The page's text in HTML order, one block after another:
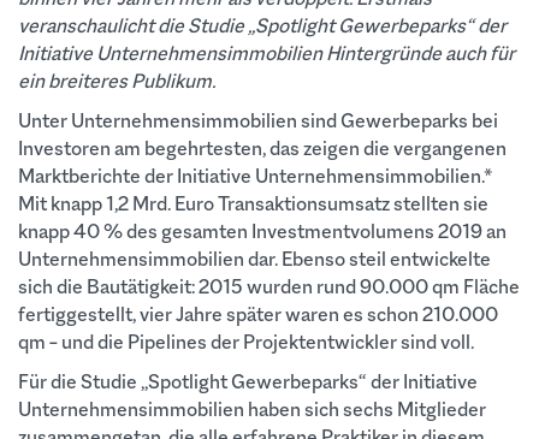
veranschaulicht die Studie „Spotlight Gewerbeparks“ der
Initiative Unternehmensimmobilien Hintergründe auch für
ein breiteres Publikum.
Unter Unternehmensimmobilien sind Gewerbeparks bei
Investoren am begehrtesten, das zeigen die vergangenen
Marktberichte der Initiative Unternehmensimmobilien.*
Mit knapp 1,2 Mrd. Euro Transaktionsumsatz stellten sie
knapp 40 % des gesamten Investmentvolumens 2019 an
Unternehmensimmobilien dar. Ebenso steil entwickelte
sich die Bautätigkeit: 2015 wurden rund 90.000 qm Fläche
fertiggestellt, vier Jahre später waren es schon 210.000
qm – und die Pipelines der Projektentwickler sind voll.
Für die Studie „Spotlight Gewerbeparks“ der Initiative
Unternehmensimmobilien haben sich sechs Mitglieder